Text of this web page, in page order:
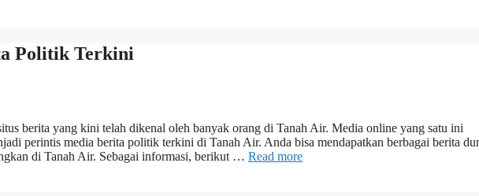
Politik Terkini
berita yang kini telah dikenal oleh banyak orang di Tanah Air. Media online yang satu ini
perintis media berita politik terkini di Tanah Air. Anda bisa mendapatkan berbagai berita
di Tanah Air. Sebagai informasi, berikut … Read more